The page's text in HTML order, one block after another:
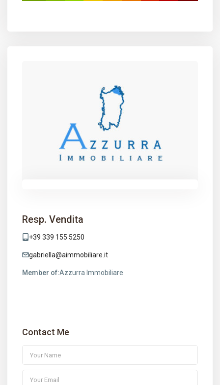
Resp. Vendita
+39 339 155 5250
gabriella@aimmobiliare.it
Member of:Azzurra Immobiliare
Contact Me